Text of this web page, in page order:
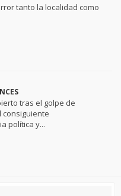
tanto la localidad como
tras el golpe de
consiguiente
política y...